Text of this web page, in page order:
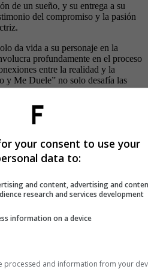
de un sueño, y su entrega a su
del compromiso y la pasión
da vida a su personaje en la
profundamente en el proceso
entre la realidad y la
y Me Duele” no solo desafía las
personajes villanos, sino que
sueño en el proceso, demostrando
pueden hacerse realidad.
le ganó a más de tres mil
es un galán con el que trabajó en
your consent to use your
data to:
and content, advertising and
research and services development
information on a device
processed and information from your